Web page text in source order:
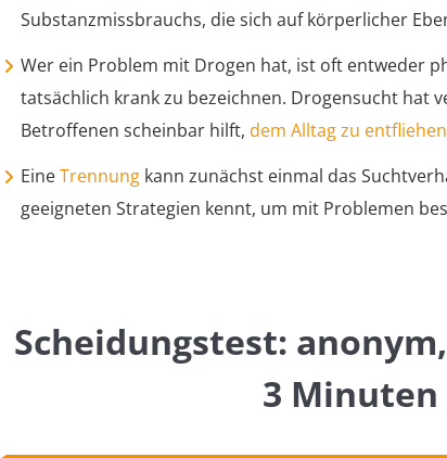
Substanzmissbrauchs, die sich auf körperlicher
Wer ein Problem mit Drogen hat, ist oft entweder
tatsächlich krank zu bezeichnen. Drogensucht hat
Betroffenen scheinbar hilft,dem Alltag zu entfliehen
EineTrennung kann zunächst einmal das
geeigneten Strategien kennt, um mit Problemen
Scheidungstest:
3